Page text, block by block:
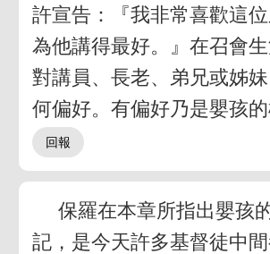
許宣告：『我非常喜歡這
為他講得最好。』在召會
對講員、長老、弟兄或姊
何偏好。有偏好乃是嬰孩的
保羅在本章所指出嬰孩
記，是今天許多基督徒中